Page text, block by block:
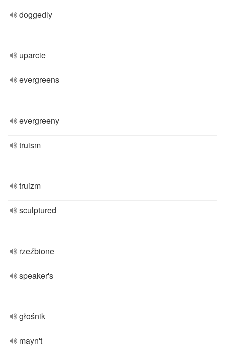
doggedly
uparcie
evergreens
evergreeny
truism
truizm
sculptured
rzeźbione
speaker's
głośnik
mayn't